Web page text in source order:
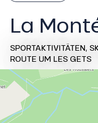
La
SPORTAKTIVITÄTEN,
ROUTE UM LES GETS